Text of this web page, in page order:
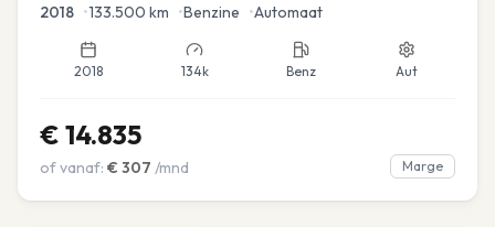
2018 •133.500 km •Benzine •Automaat
2018 134k Benz Aut
€ 14.835
of vanaf: € 307 /mnd Marge